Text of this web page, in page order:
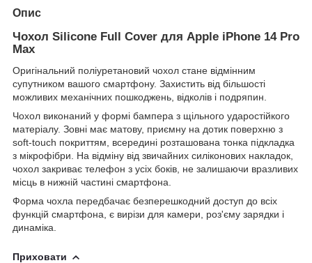
Опис
Чохол Silicone Full Cover для Apple iPhone 14 Pro
Max
Оригінальний поліуретановий чохол стане відмінним
супутником вашого смартфону. Захистить від більшості
можливих механічних пошкоджень, відколів і подряпин.
Чохол виконаний у формі бампера з щільного ударостійкого
матеріалу. Зовні має матову, приємну на дотик поверхню з
soft-touch покриттям, всередині розташована тонка підкладка
з мікрофібри. На відміну від звичайних силіконових накладок,
чохол закриває телефон з усіх боків, не залишаючи вразливих
місць в нижній частині смартфона.
Форма чохла передбачає безперешкодний доступ до всіх
функцій смартфона, є вирізи для камери, роз'єму зарядки і
динаміка.
Приховати